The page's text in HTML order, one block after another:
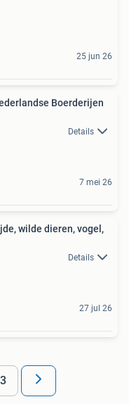
25 jun 26
Boerderijen
Details
7 mei 26
wilde dieren, vogel,
Details
27 jul 26
3